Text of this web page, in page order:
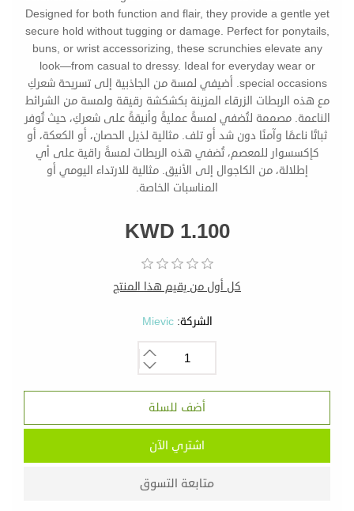
Designed for both function and flair, they provide a gentle yet
secure hold without tugging or damage. Perfect for ponytails,
buns, or wrist accessorizing, these scrunchies elevate any
look—from casual to dressy. Ideal for everyday wear or
special occasions. أضيفي لمسة من الجاذبية إلى تسريحة شعركِ
مع هذه الربطات الزرقاء المزينة بكشكشة رقيقة ولمسة من الشرائط
الناعمة. مصممة لتُضفي لمسةً عمليةً وأنيقةً على شعركِ، حيث تُوفر
ثباتًا ناعمًا وآمنًا دون شد أو تلف. مثالية لذيل الحصان، أو الكعكة، أو
كإكسسوار للمعصم، تُضفي هذه الربطات لمسةً راقية على أي
إطلالة، من الكاجوال إلى الأنيق. مثالية للارتداء اليومي أو
المناسبات الخاصة.
KWD 1.100
كل أول من يقيم هذا المنتج
الشركة: Mievic